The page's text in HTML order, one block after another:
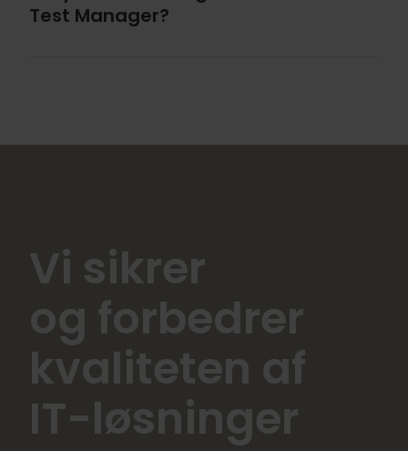
Test Manager?
Vi sikrer
og forbedrer
kvaliteten af
IT-løsninger